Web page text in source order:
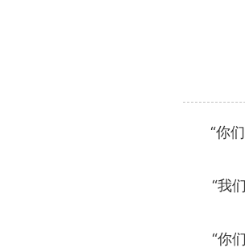
“你
“我们
“你们